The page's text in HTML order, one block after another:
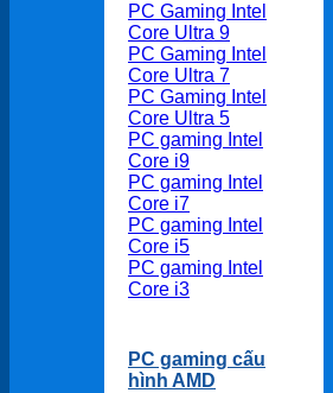
PC Gaming Intel
Core Ultra 9
PC Gaming Intel
Core Ultra 7
PC Gaming Intel
Core Ultra 5
PC gaming Intel
Core i9
PC gaming Intel
Core i7
PC gaming Intel
Core i5
PC gaming Intel
Core i3
PC gaming cấu
hình AMD